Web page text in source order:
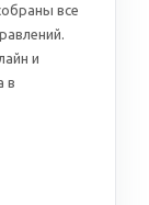
все
и
в